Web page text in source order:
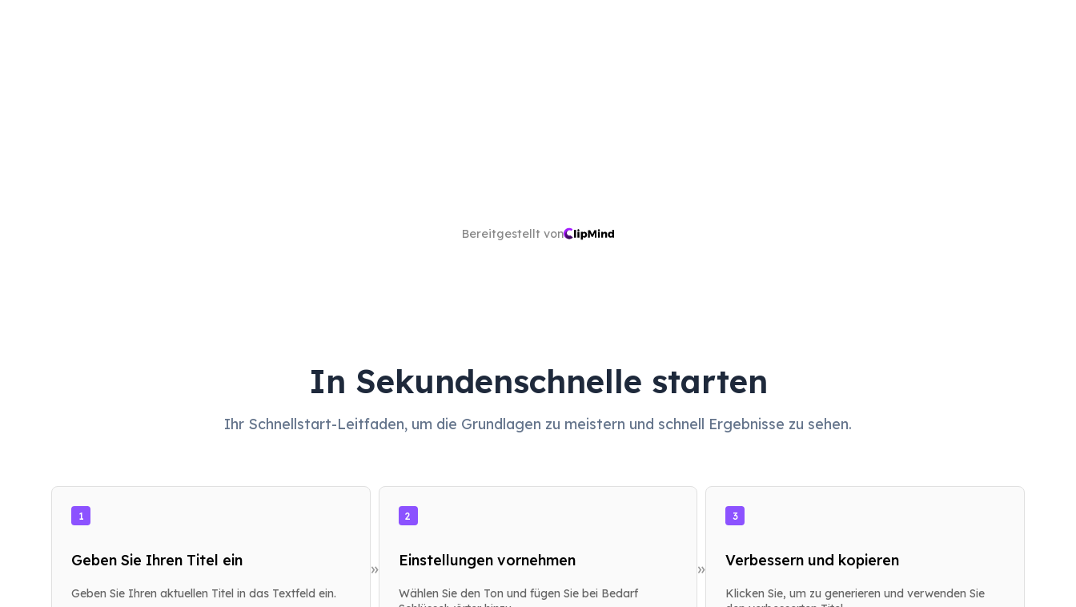
Bereitgestellt von
In Sekundenschnelle starten
Ihr Schnellstart-Leitfaden, um die Grundlagen zu meistern und schnell Ergebnisse zu sehen.
1
Geben Sie Ihren Titel ein
Geben Sie Ihren aktuellen Titel in das Textfeld ein.
»
2
Einstellungen vornehmen
Wählen Sie den Ton und fügen Sie bei Bedarf
»
3
Verbessern und kopieren
Klicken Sie, um zu generieren und verwenden Sie